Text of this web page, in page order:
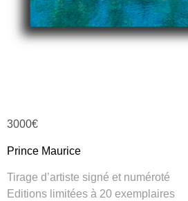
3000€
Prince Maurice
Tirage d’artiste signé et numéroté
Editions limitées à 20 exemplaires